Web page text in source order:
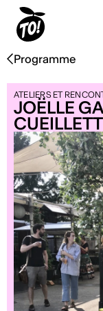
Programme
ATELIERS ET
JOËLLE